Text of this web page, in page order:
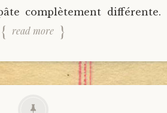
complètement différente.
read more